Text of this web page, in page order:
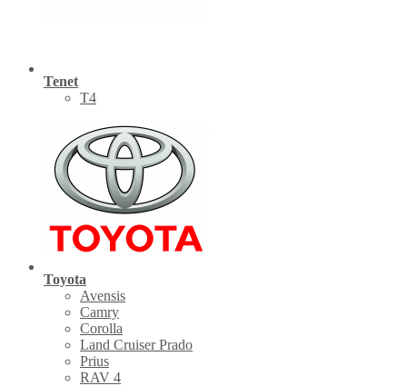
Tenet
Т4
Toyota
Avensis
Camry
Corolla
Land Cruiser Prado
Prius
RAV 4